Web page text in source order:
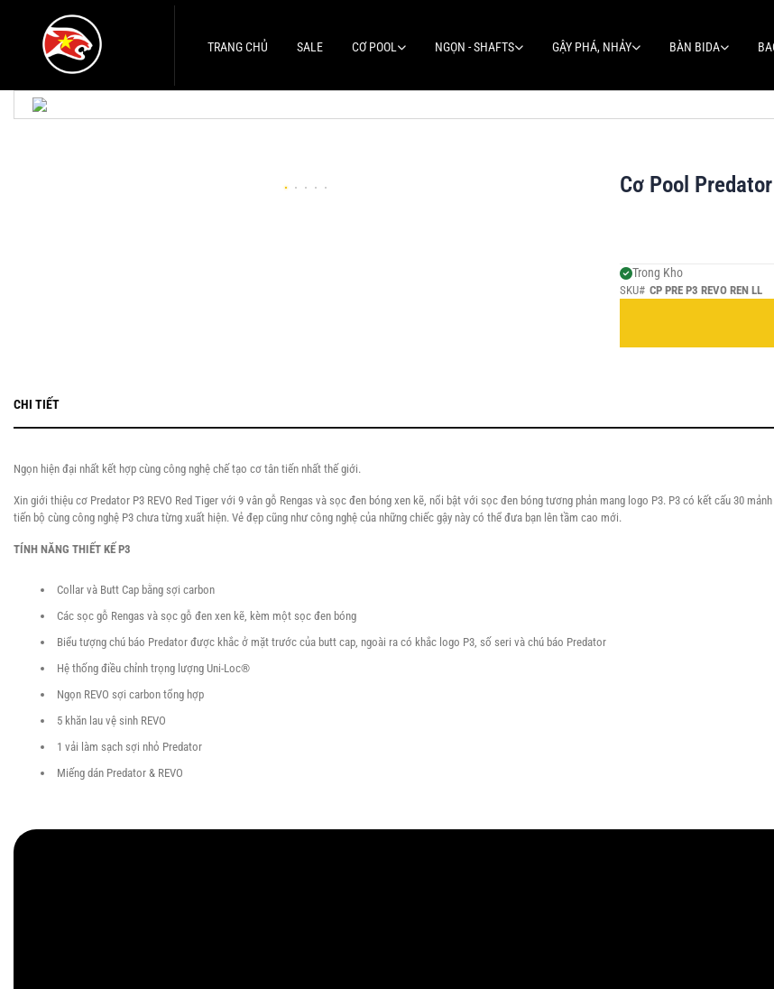
TRANG CHỦ SALE CƠ POOL NGỌN - SHAFTS GẬY PHÁ, NHẢY BÀN BIDA
Cơ Pool
Trong Kho
SKU# CP PRE P3 REVO REN LL
CHI TIẾT
Ngọn hiện đại nhất kết hợp cùng công nghệ chế tạo cơ tân tiến nhất thế giới.
Xin giới thiệu cơ Predator P3 REVO Red Tiger với 9 vân gỗ Rengas và sọc đen bóng xen kẽ, nổi bật với sọc đen bóng tương phản mang logo P3. P3 có kết cấu 30
tiến bộ cùng công nghệ P3 chưa từng xuất hiện. Vẻ đẹp cũng như công nghệ của những chiếc gậy này có thể đưa bạn lên tầm cao mới.
TÍNH NĂNG THIẾT KẾ P3
Collar và Butt Cap bằng sợi carbon
Các sọc gỗ Rengas và sọc gỗ đen xen kẽ, kèm một sọc đen bóng
Biểu tượng chú báo Predator được khắc ở mặt trước của butt cap, ngoài ra có khắc logo P3, số seri và chú báo Predator
Hệ thống điều chỉnh trọng lượng Uni-Loc®
Ngọn REVO sợi carbon tổng hợp
5 khăn lau vệ sinh REVO
1 vải làm sạch sợi nhỏ Predator
Miếng dán Predator & REVO